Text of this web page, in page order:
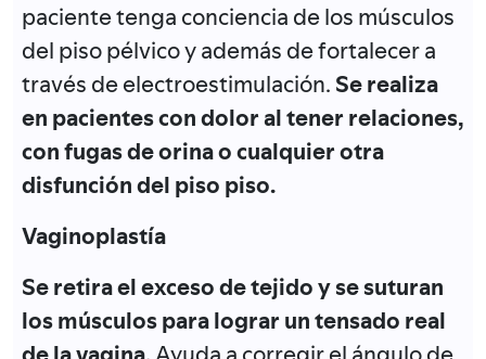
paciente tenga conciencia de los músculos
del piso pélvico y además de fortalecer a
través de electroestimulación. Se realiza
en pacientes con dolor al tener relaciones,
con fugas de orina o cualquier otra
disfunción del piso piso.
Vaginoplastía
Se retira el exceso de tejido y se suturan
los músculos para lograr un tensado real